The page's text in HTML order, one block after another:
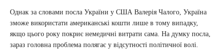
Однак за словами посла України у США Валерія Чалого, Україна
зможе використати американські кошти лише в тому випадку,
якщо цього року покриє немедичні витрати сама. На думку посла,
зараз головна проблема полягає у відсутності політичної волі.